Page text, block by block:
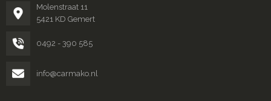
Molenstraat 11
5421 KD Gemert
0492 - 390 585
info@carmako.nl